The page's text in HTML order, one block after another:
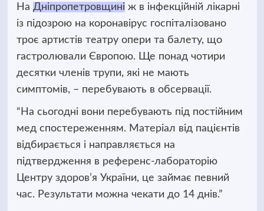
На Дніпропетровщині ж в інфекційній лікарні
із підозрою на коронавірус госпіталізовано
троє артистів театру опери та балету, що
гастролювали Європою. Ще понад чотири
десятки членів трупи, які не мають
симптомів, – перебувають в обсервації.
“На сьогодні вони перебувають під постійним
мед спостереженням. Матеріал від пацієнтів
відбирається і направляється на
підтвердження в референс-лабораторію
Центру здоров’я України, це займає певний
час. Результати можна чекати до 14 днів.”